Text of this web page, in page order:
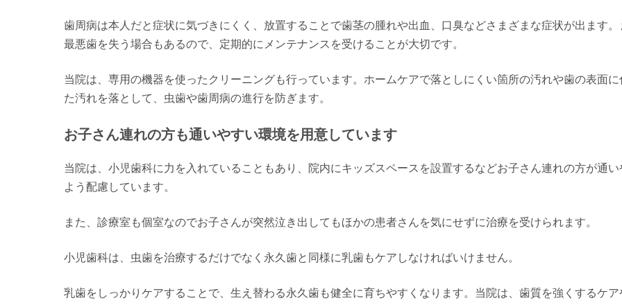
歯周病は本人だと症状に気づきにくく、放置することで歯茎の腫れや出血、口臭などさまざまな症状が出ます。
最悪歯を失う場合もあるので、定期的にメンテナンスを受けることが大切です。
当院は、専用の機器を使ったクリーニングも行っています。ホームケアで落としにくい箇所の汚れや歯の表面に
た汚れを落として、虫歯や歯周病の進行を防ぎます。
お子さん連れの方も通いやすい環境を用意しています
当院は、小児歯科に力を入れていることもあり、院内にキッズスペースを設置するなどお子さん連れの方が通い
よう配慮しています。
また、診療室も個室なのでお子さんが突然泣き出してもほかの患者さんを気にせずに治療を受けられます。
小児歯科は、虫歯を治療するだけでなく永久歯と同様に乳歯もケアしなければいけません。
乳歯をしっかりケアすることで、生え替わる永久歯も健全に育ちやすくなります。当院は、歯質を強くするケア